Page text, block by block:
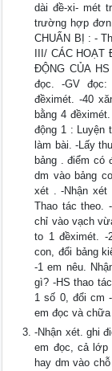
dài đề-xi- mét
trường hợp
CHUẨN BỊ : -
III/ CÁC
ĐỘNG CỦA
đọc. -GV
đềximét. -40
bằng 4
động 1 : Luyện
làm bài. -Lấy
bảng . điểm có
dm vào bảng
xét . -Nhận
Thao tác theo.
chỉ vào vạch
to 1 đềximét. -
con, đổi bảng
-1 em nêu.
gì? -HS thao
1 số 0, đổi cm
em đọc và
-Nhận xét. ghi
em đọc, cả lớp
hay dm vào